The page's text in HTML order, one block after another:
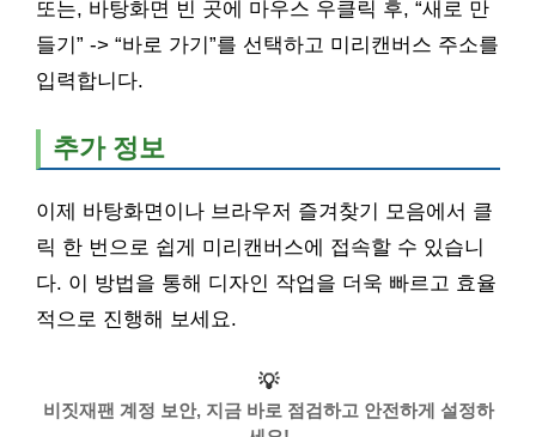
또는, 바탕화면 빈 곳에 마우스 우클릭 후, “새로 만
들기” -> “바로 가기”를 선택하고 미리캔버스 주소를
입력합니다.
추가 정보
이제 바탕화면이나 브라우저 즐겨찾기 모음에서 클
릭 한 번으로 쉽게 미리캔버스에 접속할 수 있습니
다. 이 방법을 통해 디자인 작업을 더욱 빠르고 효율
적으로 진행해 보세요.
💡
비짓재팬 계정 보안, 지금 바로 점검하고 안전하게 설정하